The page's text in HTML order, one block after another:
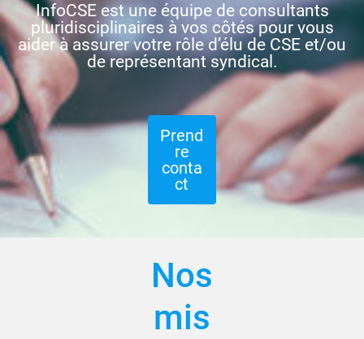
InfoCSE est une équipe de consultants
pluridisciplinaires à vos côtés pour vous
aider à assurer votre rôle d’élu de CSE et/ou
de représentant syndical.
Prend
re
conta
ct
Nos
mis